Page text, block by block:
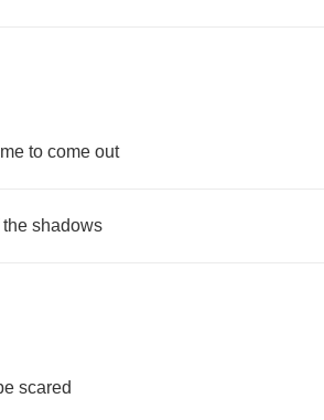
to come out
the shadows
scared